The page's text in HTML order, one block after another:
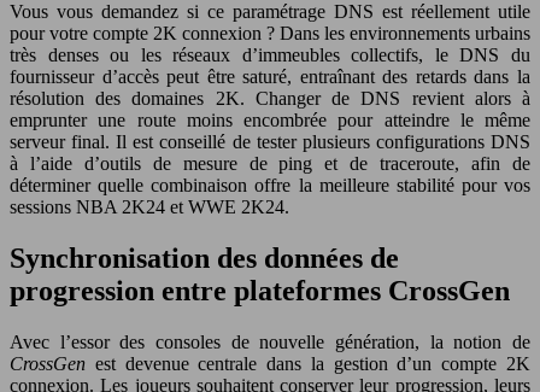
Vous vous demandez si ce paramétrage DNS est réellement utile
pour votre compte 2K connexion ? Dans les environnements urbains
très denses ou les réseaux d’immeubles collectifs, le DNS du
fournisseur d’accès peut être saturé, entraînant des retards dans la
résolution des domaines 2K. Changer de DNS revient alors à
emprunter une route moins encombrée pour atteindre le même
serveur final. Il est conseillé de tester plusieurs configurations DNS
à l’aide d’outils de mesure de ping et de traceroute, afin de
déterminer quelle combinaison offre la meilleure stabilité pour vos
sessions NBA 2K24 et WWE 2K24.
Synchronisation des données de
progression entre plateformes CrossGen
Avec l’essor des consoles de nouvelle génération, la notion de
CrossGen est devenue centrale dans la gestion d’un compte 2K
connexion. Les joueurs souhaitent conserver leur progression, leurs